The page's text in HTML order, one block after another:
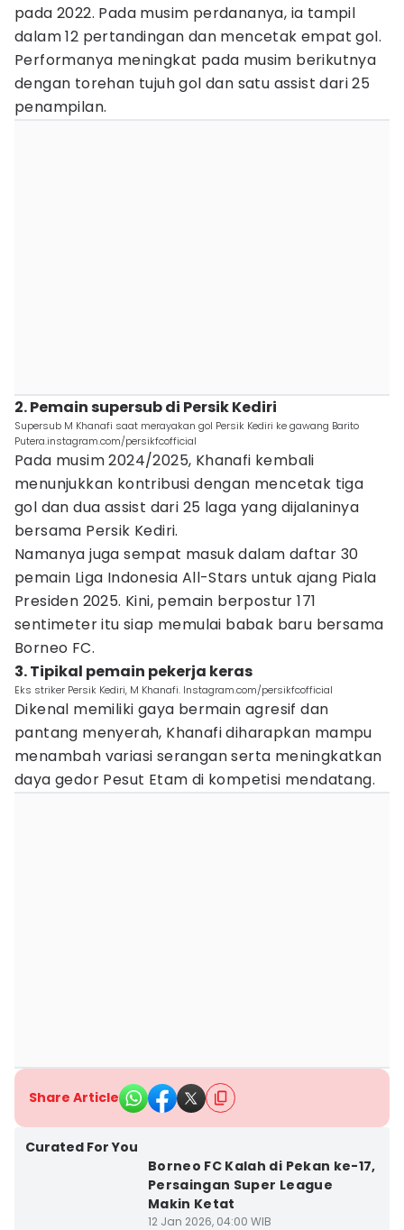
pada 2022. Pada musim perdananya, ia tampil
dalam 12 pertandingan dan mencetak empat gol.
Performanya meningkat pada musim berikutnya
dengan torehan tujuh gol dan satu assist dari 25
penampilan.
2. Pemain supersub di Persik Kediri
Supersub M Khanafi saat merayakan gol Persik Kediri ke gawang Barito
Putera.instagram.com/persikfcofficial
Pada musim 2024/2025, Khanafi kembali
menunjukkan kontribusi dengan mencetak tiga
gol dan dua assist dari 25 laga yang dijalaninya
bersama Persik Kediri.
Namanya juga sempat masuk dalam daftar 30
pemain Liga Indonesia All-Stars untuk ajang Piala
Presiden 2025. Kini, pemain berpostur 171
sentimeter itu siap memulai babak baru bersama
Borneo FC.
3. Tipikal pemain pekerja keras
Eks striker Persik Kediri, M Khanafi. Instagram.com/persikfcofficial
Dikenal memiliki gaya bermain agresif dan
pantang menyerah, Khanafi diharapkan mampu
menambah variasi serangan serta meningkatkan
daya gedor Pesut Etam di kompetisi mendatang.
Share Article
Curated For You
Borneo FC Kalah di Pekan ke-17,
Persaingan Super League
Makin Ketat
12 Jan 2026, 04:00 WIB